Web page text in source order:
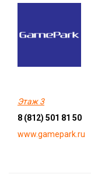
Этаж 3
8 (812) 501 81 50
www.gamepark.ru